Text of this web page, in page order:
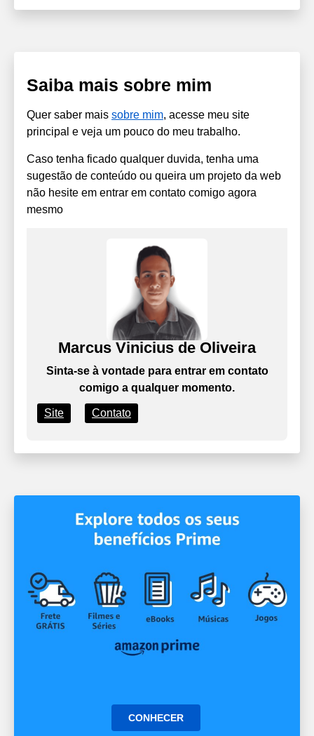
Saiba mais sobre mim
Quer saber mais sobre mim, acesse meu site
principal e veja um pouco do meu trabalho.
Caso tenha ficado qualquer duvida, tenha uma
sugestão de conteúdo ou queira um projeto da web
não hesite em entrar em contato comigo agora
mesmo
Marcus Vinicius de Oliveira
Sinta-se à vontade para entrar em contato
comigo a qualquer momento.
Site Contato
CONHECER